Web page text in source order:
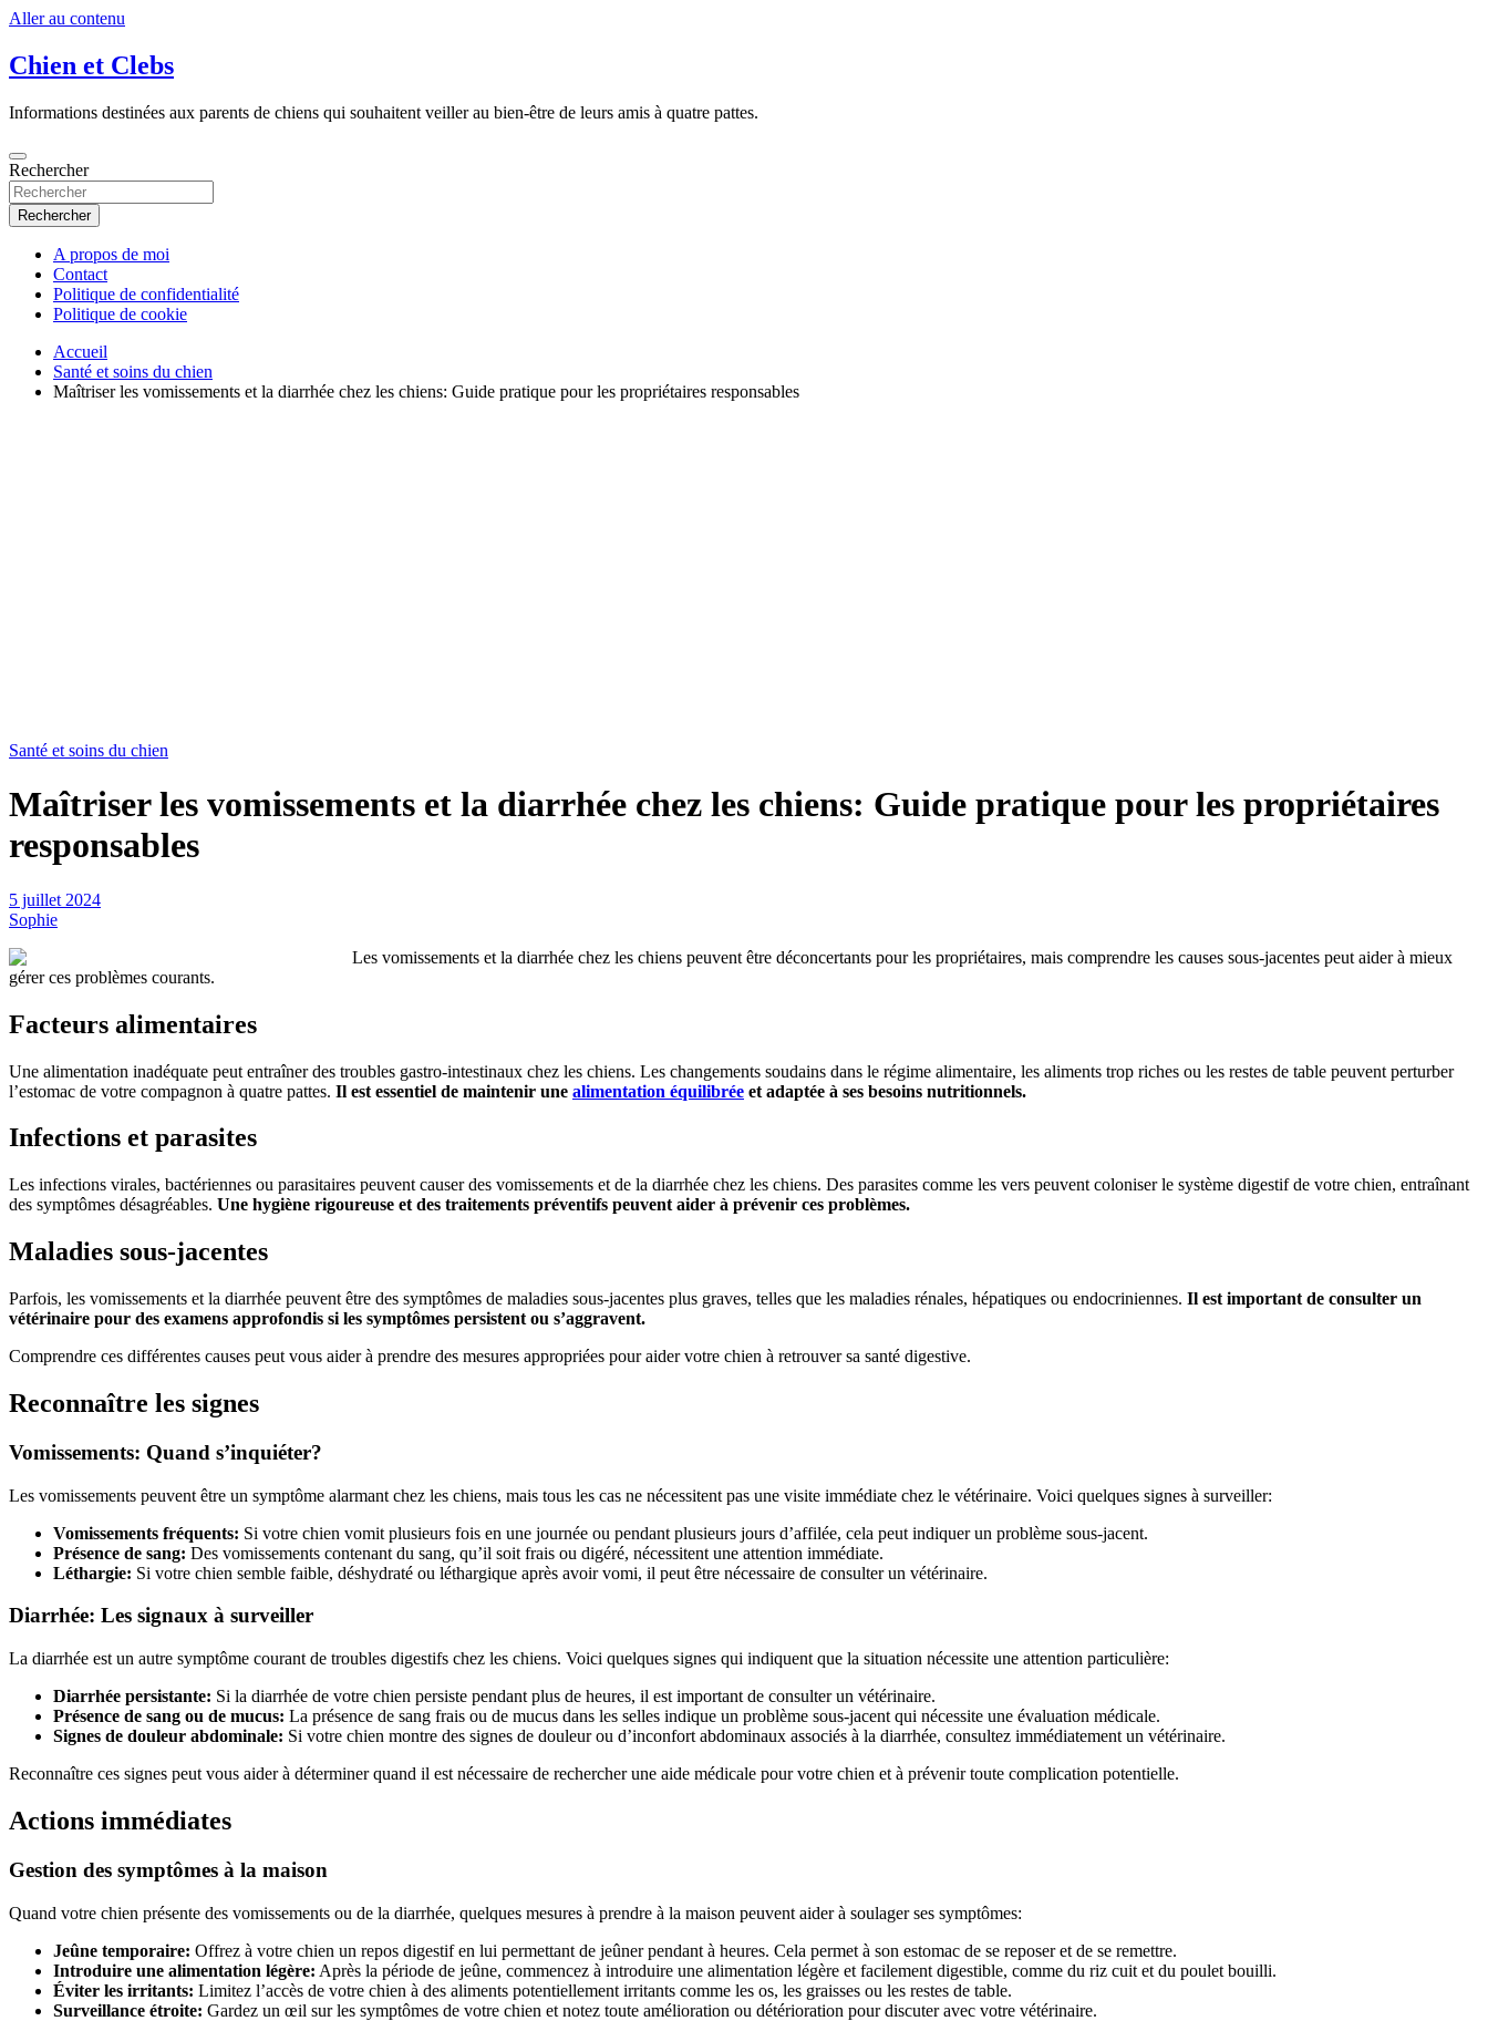
Aller au contenu
Chien et Clebs
Informations destinées aux parents de chiens qui souhaitent veiller au bien-être de leurs amis à quatre pattes.
Rechercher
Rechercher
A propos de moi
Contact
Politique de confidentialité
Politique de cookie
Accueil
Santé et soins du chien
Maîtriser les vomissements et la diarrhée chez les chiens: Guide pratique pour les propriétaires responsables
Santé et soins du chien
Maîtriser les vomissements et la diarrhée chez les chiens: Guide pratique pour les propriétaires
responsables
5 juillet 2024
Sophie
Les vomissements et la diarrhée chez les chiens peuvent être déconcertants pour les propriétaires, mais comprendre les causes sous-jacentes peut aider à mieux
gérer ces problèmes courants.
Facteurs alimentaires
Une alimentation inadéquate peut entraîner des troubles gastro-intestinaux chez les chiens. Les changements soudains dans le régime alimentaire, les aliments trop riches ou les restes de table peuvent perturber
l’estomac de votre compagnon à quatre pattes. Il est essentiel de maintenir une alimentation équilibrée et adaptée à ses besoins nutritionnels.
Infections et parasites
Les infections virales, bactériennes ou parasitaires peuvent causer des vomissements et de la diarrhée chez les chiens. Des parasites comme les vers peuvent coloniser le système digestif de votre chien, entraînant
des symptômes désagréables. Une hygiène rigoureuse et des traitements préventifs peuvent aider à prévenir ces problèmes.
Maladies sous-jacentes
Parfois, les vomissements et la diarrhée peuvent être des symptômes de maladies sous-jacentes plus graves, telles que les maladies rénales, hépatiques ou endocriniennes. Il est important de consulter un
vétérinaire pour des examens approfondis si les symptômes persistent ou s’aggravent.
Comprendre ces différentes causes peut vous aider à prendre des mesures appropriées pour aider votre chien à retrouver sa santé digestive.
Reconnaître les signes
Vomissements: Quand s’inquiéter?
Les vomissements peuvent être un symptôme alarmant chez les chiens, mais tous les cas ne nécessitent pas une visite immédiate chez le vétérinaire. Voici quelques signes à surveiller:
Vomissements fréquents: Si votre chien vomit plusieurs fois en une journée ou pendant plusieurs jours d’affilée, cela peut indiquer un problème sous-jacent.
Présence de sang: Des vomissements contenant du sang, qu’il soit frais ou digéré, nécessitent une attention immédiate.
Léthargie: Si votre chien semble faible, déshydraté ou léthargique après avoir vomi, il peut être nécessaire de consulter un vétérinaire.
Diarrhée: Les signaux à surveiller
La diarrhée est un autre symptôme courant de troubles digestifs chez les chiens. Voici quelques signes qui indiquent que la situation nécessite une attention particulière:
Diarrhée persistante: Si la diarrhée de votre chien persiste pendant plus de heures, il est important de consulter un vétérinaire.
Présence de sang ou de mucus: La présence de sang frais ou de mucus dans les selles indique un problème sous-jacent qui nécessite une évaluation médicale.
Signes de douleur abdominale: Si votre chien montre des signes de douleur ou d’inconfort abdominaux associés à la diarrhée, consultez immédiatement un vétérinaire.
Reconnaître ces signes peut vous aider à déterminer quand il est nécessaire de rechercher une aide médicale pour votre chien et à prévenir toute complication potentielle.
Actions immédiates
Gestion des symptômes à la maison
Quand votre chien présente des vomissements ou de la diarrhée, quelques mesures à prendre à la maison peuvent aider à soulager ses symptômes:
Jeûne temporaire: Offrez à votre chien un repos digestif en lui permettant de jeûner pendant à heures. Cela permet à son estomac de se reposer et de se remettre.
Introduire une alimentation légère: Après la période de jeûne, commencez à introduire une alimentation légère et facilement digestible, comme du riz cuit et du poulet bouilli.
Éviter les irritants: Limitez l’accès de votre chien à des aliments potentiellement irritants comme les os, les graisses ou les restes de table.
Surveillance étroite: Gardez un œil sur les symptômes de votre chien et notez toute amélioration ou détérioration pour discuter avec votre vétérinaire.